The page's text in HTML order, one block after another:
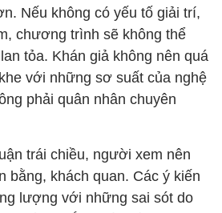
Nếu không có yếu tố giải trí,
chương trình sẽ không thể
tỏa. Khán giả không nên quá
với những sơ suất của nghệ
phải quân nhân chuyên
trái chiều, người xem nên
bằng, khách quan. Các ý kiến
lượng với những sai sót do